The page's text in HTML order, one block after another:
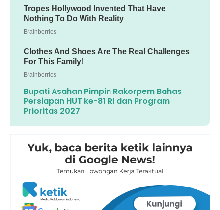
Bupati Asahan Pimpin Rakorpem Bahas
Persiapan HUT ke-81 RI dan Program
Prioritas 2027